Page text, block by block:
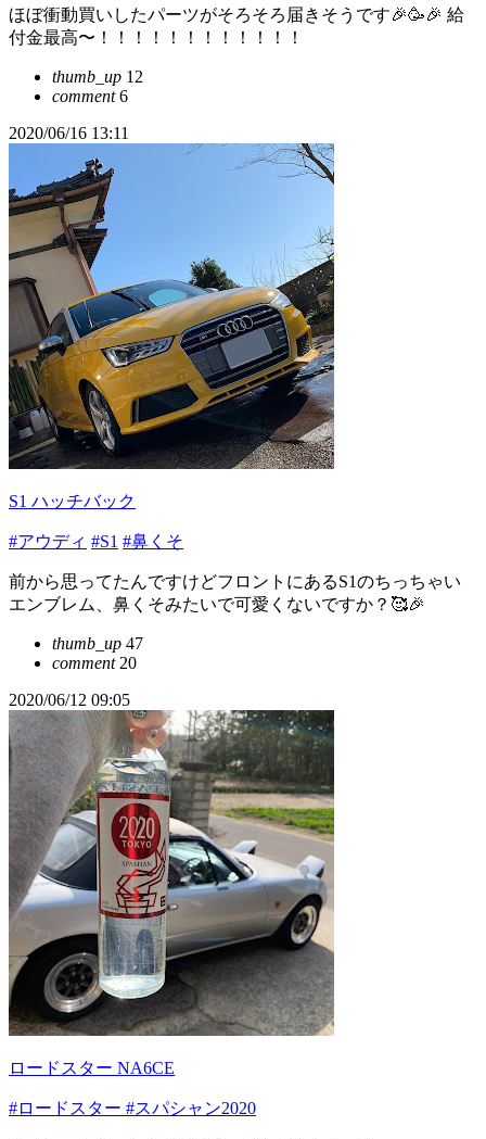
ほぼ衝動買いしたパーツがそろそろ届きそうです🎉🥳🎉 給
付金最高〜！！！！！！！！！！！！
thumb_up 12
comment6
2020/06/16 13:11
S1 ハッチバック
#アウディ #S1 #鼻くそ
前から思ってたんですけどフロントにあるS1のちっちゃい
エンブレム、鼻くそみたいで可愛くないですか？🥰🎉
thumb_up 47
comment20
2020/06/12 09:05
ロードスター NA6CE
#ロードスター #スパシャン2020